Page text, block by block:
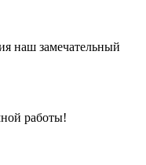
наш замечательный
работы!